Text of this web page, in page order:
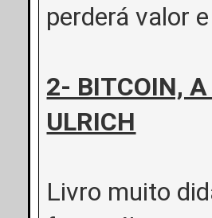
perderá valor
2- BITCOIN,
ULRICH
Livro muito